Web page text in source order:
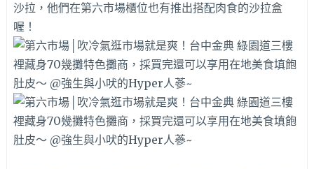
沙拉，他們在第六市場櫃位也有推出搭配肉食的沙拉盒
喔！